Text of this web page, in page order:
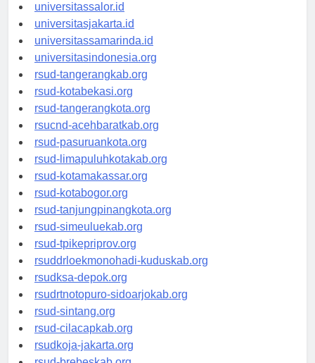
universitassalor.id
universitasjakarta.id
universitassamarinda.id
universitasindonesia.org
rsud-tangerangkab.org
rsud-kotabekasi.org
rsud-tangerangkota.org
rsucnd-acehbaratkab.org
rsud-pasuruankota.org
rsud-limapuluhkotakab.org
rsud-kotamakassar.org
rsud-kotabogor.org
rsud-tanjungpinangkota.org
rsud-simeuluekab.org
rsud-tpikepriprov.org
rsuddrloekmonohadi-kuduskab.org
rsudksa-depok.org
rsudrtnotopuro-sidoarjokab.org
rsud-sintang.org
rsud-cilacapkab.org
rsudkoja-jakarta.org